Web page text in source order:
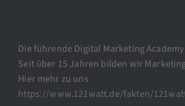
Die führende Digital Marketing
Seit über 15 Jahren bilden wir
Hier mehr zu uns
https://www.121watt.de/fakten/